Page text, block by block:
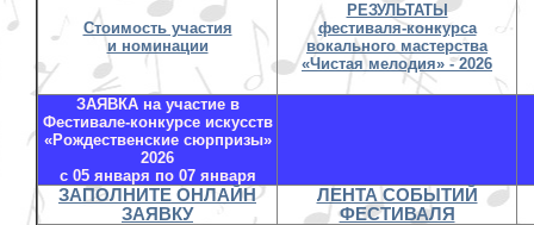
Стоимость участия
и номинации
РЕЗУЛЬТАТЫ
фестиваля-конкурса
вокального мастерства
«Чистая мелодия» - 2026
ЗАЯВКА на участие в
Фестивале-конкурсе искусств
«Рождественские сюрпризы»
2026
с 05 января по 07 января
ЗАПОЛНИТЕ ОНЛАЙН
ЗАЯВКУ
ЛЕНТА СОБЫТИЙ
ФЕСТИВАЛЯ